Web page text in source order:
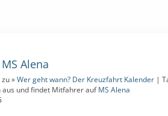
Alena
zu »Wer geht wann? Der Kreuzfahrt Kalender |
und findet Mitfahrer aufMS Alena